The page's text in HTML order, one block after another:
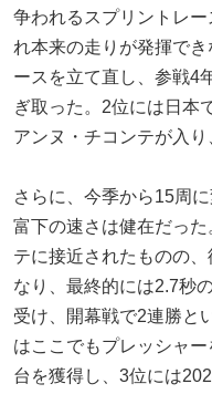
争われるスプリントレ
れ本来の走りが発揮で
ースを立て直し、参戦4
ぎ取った。2位には日本
アンヌ・チコンテが入り
さらに、今季から15周
富下の速さは健在だっ
テに接近されたものの
なり、最終的には2.7秒
受け、開幕戦で2連勝と
はここでもプレッシャ
台を獲得し、3位には